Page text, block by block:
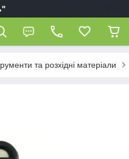
та розхідні матеріали